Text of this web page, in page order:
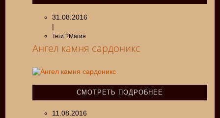
31.08.2016
|
Теги:?Магия
Ангел камня сардоникс
СМОТРЕТЬ ПОДРОБНЕЕ
11.08.2016